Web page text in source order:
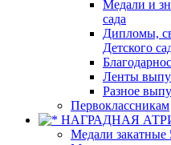
Медали и
сада
Дипломы,
Детского
Ленты
Разное
Первоклассникам
НАГРАДНАЯ
Медали закатные